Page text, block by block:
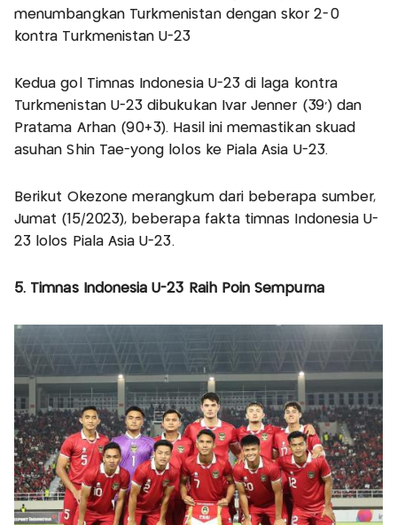
menumbangkan Turkmenistan dengan skor 2-0
kontra Turkmenistan U-23
Kedua gol Timnas Indonesia U-23 di laga kontra
Turkmenistan U-23 dibukukan Ivar Jenner (39') dan
Pratama Arhan (90+3). Hasil ini memastikan skuad
asuhan Shin Tae-yong lolos ke Piala Asia U-23.
Berikut Okezone merangkum dari beberapa sumber,
Jumat (15/2023), beberapa fakta timnas Indonesia U-
23 lolos Piala Asia U-23.
5. Timnas Indonesia U-23 Raih Poin Sempurna